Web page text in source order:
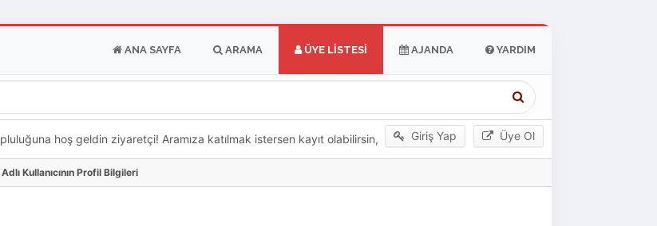
ANA SAYFA ARAMA ÜYE LISTESI AJANDA YARDIM
Giriş Yap Üye Ol
hoş geldin ziyaretçi! Aramıza katılmak istersen kayıt olabilirsin,
Kullanıcının Profil Bilgileri